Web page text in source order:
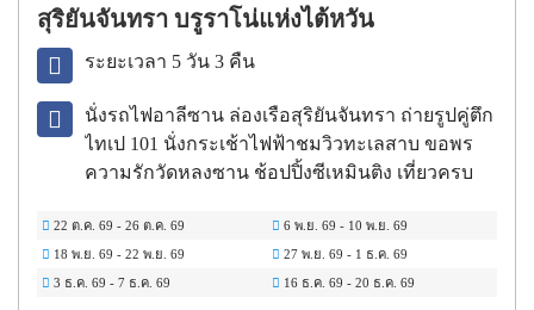
สุริยันจันทรา บรูราโน่แห่งไต้หวัน
ระยะเวลา 5 วัน 3 คืน
นั่งรถไฟอาลีซาน ล่องเรือสุริยันจันทรา ถ่ายรูปคู่ตึก
ไทเป 101 นั่งกระเช้าไฟฟ้าชมวิวทะเลสาบ ขอพร
ความรักวัดหลงซาน ช้อปปิ้งซีเหมินติง เที่ยวครบ
22 ต.ค. 69 - 26 ต.ค. 69 6 พ.ย. 69 - 10 พ.ย. 69
18 พ.ย. 69 - 22 พ.ย. 69 27 พ.ย. 69 - 1 ธ.ค. 69
3 ธ.ค. 69 - 7 ธ.ค. 69 16 ธ.ค. 69 - 20 ธ.ค. 69